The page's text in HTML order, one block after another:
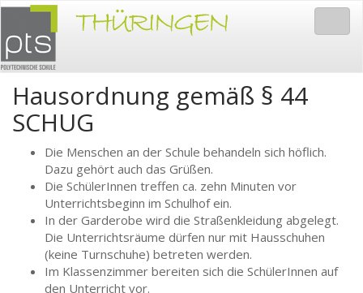
Hausordnung gemäß § 44
SCHUG
Die Menschen an der Schule behandeln sich höflich.
Dazu gehört auch das Grüßen.
Die SchülerInnen treffen ca. zehn Minuten vor
Unterrichtsbeginn im Schulhof ein.
In der Garderobe wird die Straßenkleidung abgelegt.
Die Unterrichtsräume dürfen nur mit Hausschuhen
(keine Turnschuhe) betreten werden.
Im Klassenzimmer bereiten sich die SchülerInnen auf
den Unterricht vor.